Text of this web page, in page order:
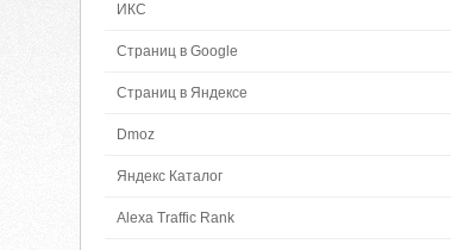
ИКС
Страниц в Google
Страниц в Яндексе
Dmoz
Яндекс Каталог
Alexa Traffic Rank